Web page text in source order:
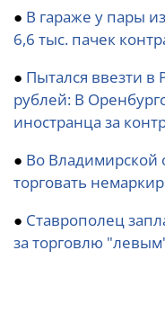
● В гараже у пары
6,6 тыс. пачек
● Пытался ввезти в
рублей: В
иностранца за
● Во Владимирской
торговать
● Ставрополец
за торговлю